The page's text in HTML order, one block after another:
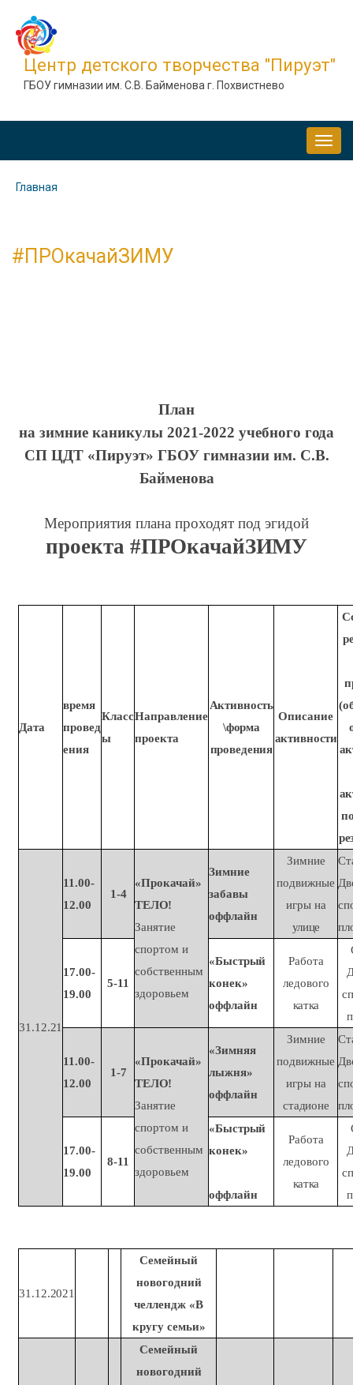
основному
содержанию
Центр детского творчества "Пируэт"
ГБОУ гимназии им. С.В. Байменова г. Похвистнево
Главная
#ПРОкачайЗИМУ
План
на зимние каникулы 2021-2022 учебногогода
СП ЦДТ «Пируэт» ГБОУ гимназии им. С.В.
Байменова
Мероприятия плана проходят под эгидой
проекта #ПРОкачайЗИМУ
Дата
время
провед
ения
Класс
ы
Направление
проекта
Активность
\форма
проведения
Описание
активности
31.12.21
11.00-
12.00
1-4
«Прокачай»
ТЕЛО!
Занятие
спортом и
собственным
здоровьем
Зимние
забавы
оффлайн
Зимние
подвижные
игры на
улице
17.00-
19.00
5-11
«Быстрый
конек»
оффлайн
Работа
ледового
катка
11.00-
12.00
1-7
«Прокачай»
ТЕЛО!
Занятие
спортом и
собственным
здоровьем
«Зимняя
лыжня»
оффлайн
Зимние
подвижные
игры на
стадионе
17.00-
19.00
8-11
«Быстрый
конек»
оффлайн
Работа
ледового
катка
31.12.2021
Семейный
новогодний
челлендж «В
кругусемьи»
Семейный
новогодний